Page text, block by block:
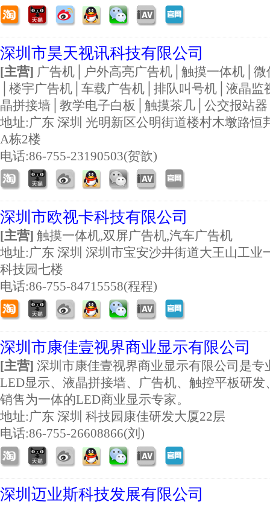
深圳市昊天视讯科技有限公司
[主营] 广告机│户外高亮广告机│触摸一体机│微
│楼宇广告机│车载广告机│排队叫号机│液晶监
晶拼接墙│教学电子白板│触摸茶几│公交报站器
地址:广东 深圳 光明新区公明街道楼村木墩路恒
A栋2楼
电话:86-755-23190503(贺歆)
深圳市欧视卡科技有限公司
[主营] 触摸一体机,双屏广告机,汽车广告机
地址:广东 深圳 深圳市宝安沙井街道大王山工业
科技园七楼
电话:86-755-84715558(程程)
深圳市康佳壹视界商业显示有限公司
[主营] 深圳市康佳壹视界商业显示有限公司是专
LED显示、液晶拼接墙、广告机、触控平板研发
销售为一体的LED商业显示专家。
地址:广东 深圳 科技园康佳研发大厦22层
电话:86-755-26608866(刘)
深圳迈业斯科技发展有限公司